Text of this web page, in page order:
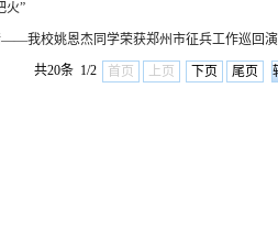
火”
我校姚恩杰同学荣获郑州市征兵工作巡回
共20条 1/2
首页 上页 下页 尾页